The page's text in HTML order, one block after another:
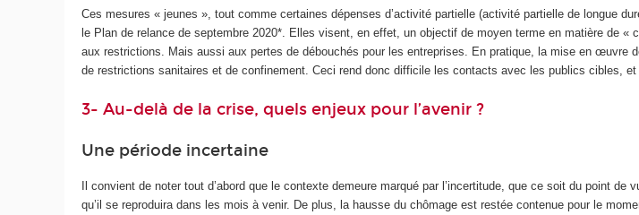
Ces mesures « jeunes », tout comme certaines dépenses d’activité partielle (activité partielle de longue
le Plan de relance de septembre 2020*. Elles visent, en effet, un objectif de moyen terme en matière de
aux restrictions. Mais aussi aux pertes de débouchés pour les entreprises. En pratique, la mise en œuvre
de restrictions sanitaires et de confinement. Ceci rend donc difficile les contacts avec les publics cibles,
3- Au-delà de la crise, quels enjeux pour l’avenir ?
Une période incertaine
Il convient de noter tout d’abord que le contexte demeure marqué par l’incertitude, que ce soit du point
qu’il se reproduira dans les mois à venir. De plus, la hausse du chômage est restée contenue pour le